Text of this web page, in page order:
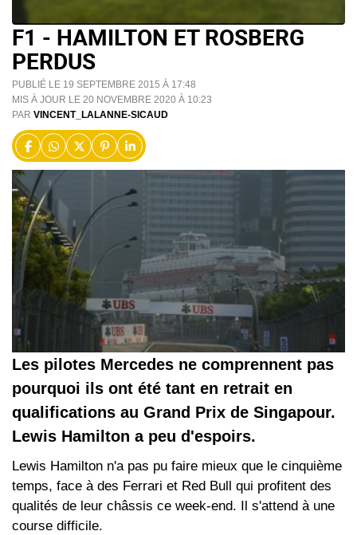
F1 - HAMILTON ET ROSBERG
PERDUS
PUBLIÉ LE 19 SEPTEMBRE 2015 À 17:48
MIS À JOUR LE 20 NOVEMBRE 2020 À 10:23
PAR VINCENT_LALANNE-SICAUD
Les pilotes Mercedes ne comprennent pas
pourquoi ils ont été tant en retrait en
qualifications au Grand Prix de Singapour.
Lewis Hamilton a peu d'espoirs.
Lewis Hamilton n'a pas pu faire mieux que le cinquième
temps, face à des Ferrari et Red Bull qui profitent des
qualités de leur châssis ce week-end. Il s'attend à une
course difficile.